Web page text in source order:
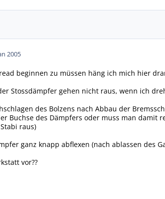
2005
beginnen zu müssen häng ich mich hier
Stossdämpfer gehen nicht raus, wenn ich
des Bolzens nach Abbau der
Buchse des Dämpfers oder muss man damit
raus)
ganz knapp abflexen (nach ablassen des
vor??